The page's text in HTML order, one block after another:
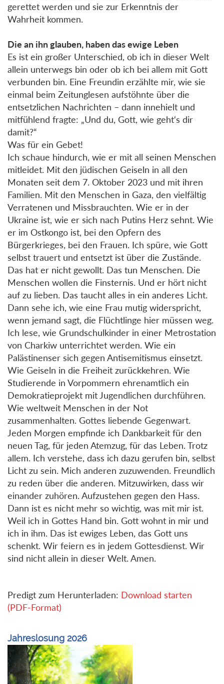
gerettet werden und sie zur Erkenntnis der
Wahrheit kommen.
Die an ihn glauben, haben das ewige Leben
Es ist ein großer Unterschied, ob ich in dieser Welt
allein unterwegs bin oder ob ich bei allem mit Gott
verbunden bin. Eine Freundin erzählte mir, wie sie
einmal beim Zeitunglesen aufstöhnte über die
entsetzlichen Nachrichten – dann innehielt und
mitfühlend fragte: „Und du, Gott, wie geht‘s dir
damit?“
Was für ein Gebet!
Ich schaue hindurch, wie er mit all seinen Menschen
mitleidet. Mit den jüdischen Geiseln in all den
Monaten seit dem 7. Oktober 2023 und mit ihren
Familien. Mit den Menschen in Gaza, den vielfältig
Verratenen und Missbrauchten. Wie er in der
Ukraine ist, wie er sich nach Putins Herz sehnt. Wie
er im Ostkongo ist, bei den Opfern des
Bürgerkrieges, bei den Frauen. Ich spüre, wie Gott
selbst trauert und entsetzt ist über die Zustände.
Das hat er nicht gewollt. Das tun Menschen. Die
Menschen wollen die Finsternis. Und er hört nicht
auf zu lieben. Das taucht alles in ein anderes Licht.
Dann sehe ich, wie eine Frau mutig widerspricht,
wenn jemand sagt, die Flüchtlinge hier müssen weg.
Ich lese, wie Grundschulkinder in einer Metrostation
von Charkiw unterrichtet werden. Wie ein
Palästinenser sich gegen Antisemitismus einsetzt.
Wie Geiseln in die Freiheit zurückkehren. Wie
Studierende in Vorpommern ehrenamtlich ein
Demokratieprojekt mit Jugendlichen durchführen.
Wie weltweit Menschen in der Not
zusammenhalten. Gottes liebende Gegenwart.
Jeden Morgen empfinde ich Dankbarkeit für den
neuen Tag, für jeden Atemzug, für das Leben. Trotz
allem. Ich verstehe, dass ich dazu gerufen bin, selbst
Licht zu sein. Mich anderen zuzuwenden. Freundlich
zu reden über die anderen. Mitzuwirken, dass wir
einander zuhören. Aufzustehen gegen den Hass.
Dann ist es nicht mehr so wichtig, was mit mir ist.
Weil ich in Gottes Hand bin. Gott wohnt in mir und
ich in ihm. Das ist ewiges Leben, das Gott uns
schenkt. Wir feiern es in jedem Gottesdienst. Wir
sind nicht allein in dieser Welt. Amen.
Predigt zum Herunterladen: Download starten
(PDF-Format)
Jahreslosung 2026